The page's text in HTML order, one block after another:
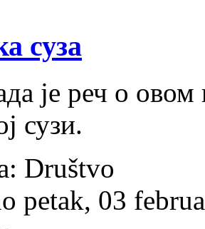
суза
реч о овом
сузи.
Društvo
petak, 03